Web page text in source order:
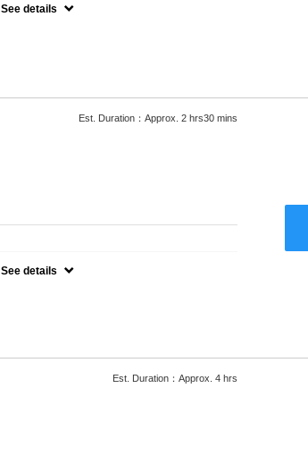
See details
Est. Duration：Approx. 2 hrs30 mins
See details
Est. Duration：Approx. 4 hrs